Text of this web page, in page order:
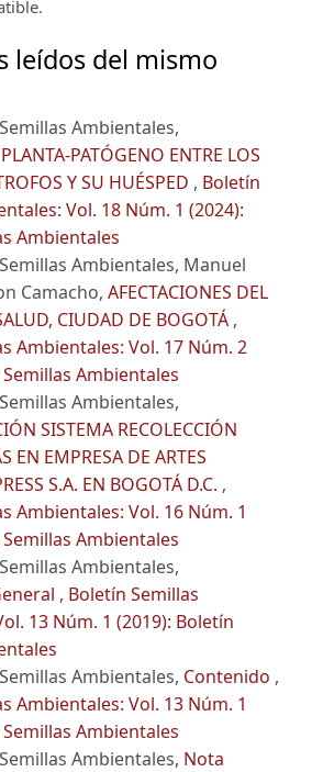
leídos del mismo
Ambientales,
PATÓGENO ENTRE LOS
Y SU HUÉSPED , Boletín
Vol. 18 Núm. 1 (2024):
Ambientales
Ambientales, Manuel
Camacho, AFECTACIONES DEL
CIUDAD DE BOGOTÁ ,
Ambientales: Vol. 17 Núm. 2
Ambientales
Ambientales,
SISTEMA RECOLECCIÓN
EN EMPRESA DE ARTES
S.A. EN BOGOTÁ D.C. ,
Ambientales: Vol. 16 Núm. 1
Ambientales
Ambientales,
, Boletín Semillas
13 Núm. 1 (2019): Boletín
Ambientales, Contenido ,
Ambientales: Vol. 13 Núm. 1
Ambientales
Ambientales, Nota